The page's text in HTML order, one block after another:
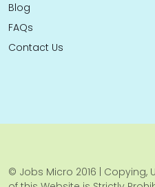
Blog
FAQs
Contact Us
© Jobs Micro 2016 | Copying,